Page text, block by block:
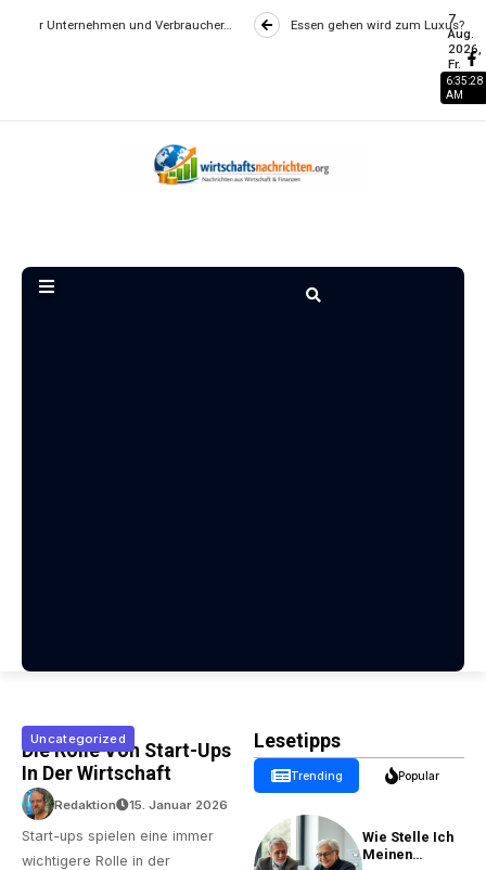
und Verbraucher… Essen gehen wird zum Luxus? Wie
7
Aug.
2026,
Fr.
6:35:29
AM
Uncategorized
Die Rolle Von Start-Ups
In Der Wirtschaft
Redaktion 15. Januar 2026
Start-ups spielen eine immer
wichtigere Rolle in der
Lesetipps
Trending Popular
Wie Stelle Ich
Meinen